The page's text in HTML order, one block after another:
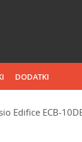
DODATKI
Edifice ECB-